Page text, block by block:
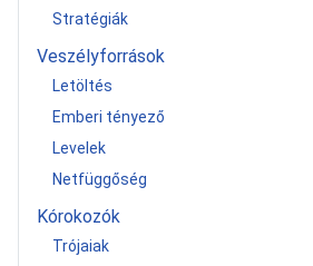
Stratégiák
Veszélyforrások
Letöltés
Emberi tényező
Levelek
Netfüggőség
Kórokozók
Trójaiak